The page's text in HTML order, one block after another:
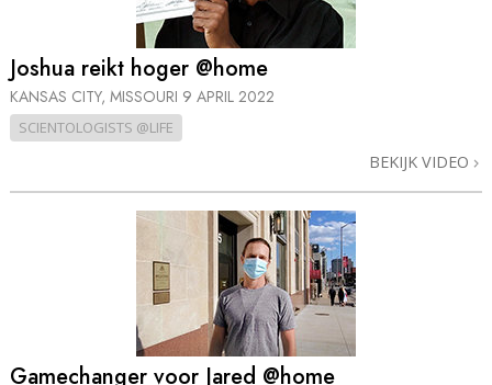
Joshua reikt hoger @home
KANSAS CITY, MISSOURI 9 APRIL 2022
SCIENTOLOGISTS @LIFE
BEKIJK VIDEO
Gamechanger voor Jared @home